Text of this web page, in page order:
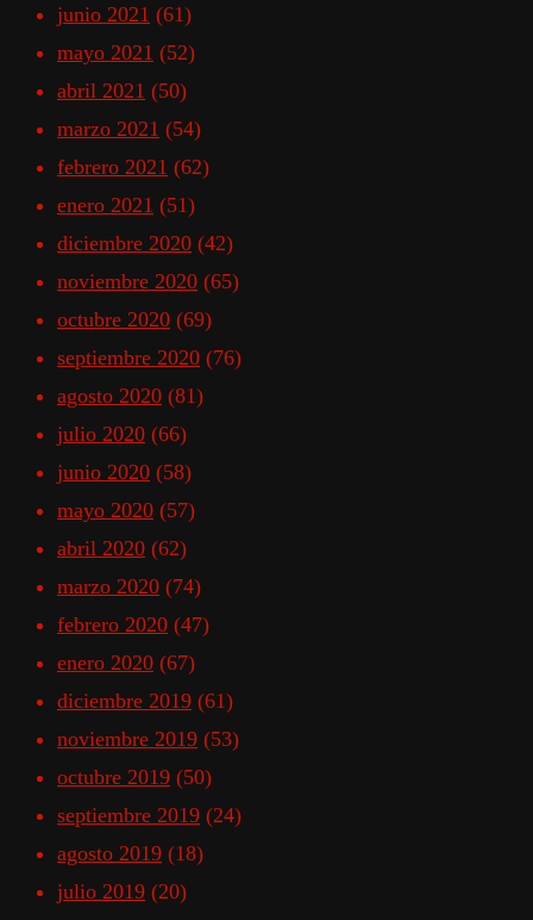
junio 2021 (61)
mayo 2021 (52)
abril 2021 (50)
marzo 2021 (54)
febrero 2021 (62)
enero 2021 (51)
diciembre 2020 (42)
noviembre 2020 (65)
octubre 2020 (69)
septiembre 2020 (76)
agosto 2020 (81)
julio 2020 (66)
junio 2020 (58)
mayo 2020 (57)
abril 2020 (62)
marzo 2020 (74)
febrero 2020 (47)
enero 2020 (67)
diciembre 2019 (61)
noviembre 2019 (53)
octubre 2019 (50)
septiembre 2019 (24)
agosto 2019 (18)
julio 2019 (20)